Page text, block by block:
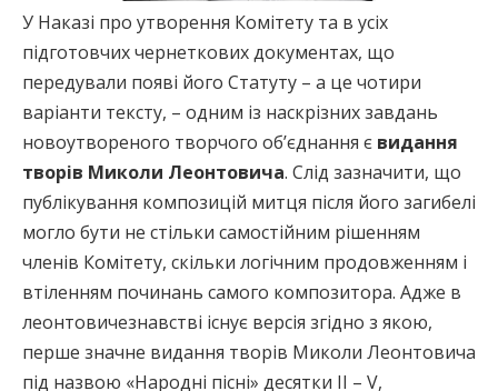
У Наказі про утворення Комітету та в усіх
підготовчих чернеткових документах, що
передували появі його Статуту – а це чотири
варіанти тексту, – одним із наскрізних завдань
новоутвореного творчого об’єднання є видання
творів Миколи Леонтовича. Слід зазначити, що
публікування композицій митця після його загибелі
могло бути не стільки самостійним рішенням
членів Комітету, скільки логічним продовженням і
втіленням починань самого композитора. Адже в
леонтовичезнавстві існує версія згідно з якою,
перше значне видання творів Миколи Леонтовича
під назвою «Народні пісні» десятки ІІ – V,